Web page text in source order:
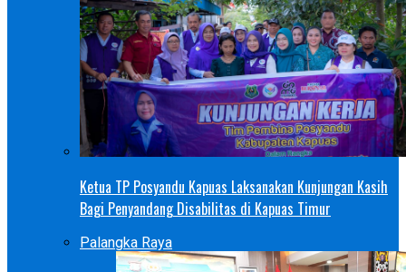
Ketua TP Posyandu Kapuas Laksanakan Kunjungan Kasih
Bagi Penyandang Disabilitas di Kapuas Timur
Palangka Raya